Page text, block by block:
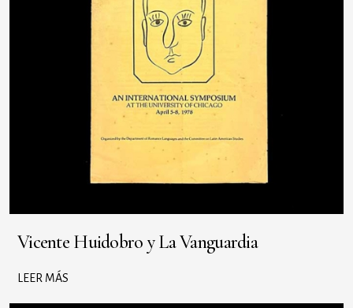
Vicente Huidobro y La Vanguardia
LEER MÁS